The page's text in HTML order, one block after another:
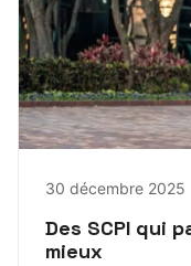
30 décembre 2025
Des SCPI qui
mieux